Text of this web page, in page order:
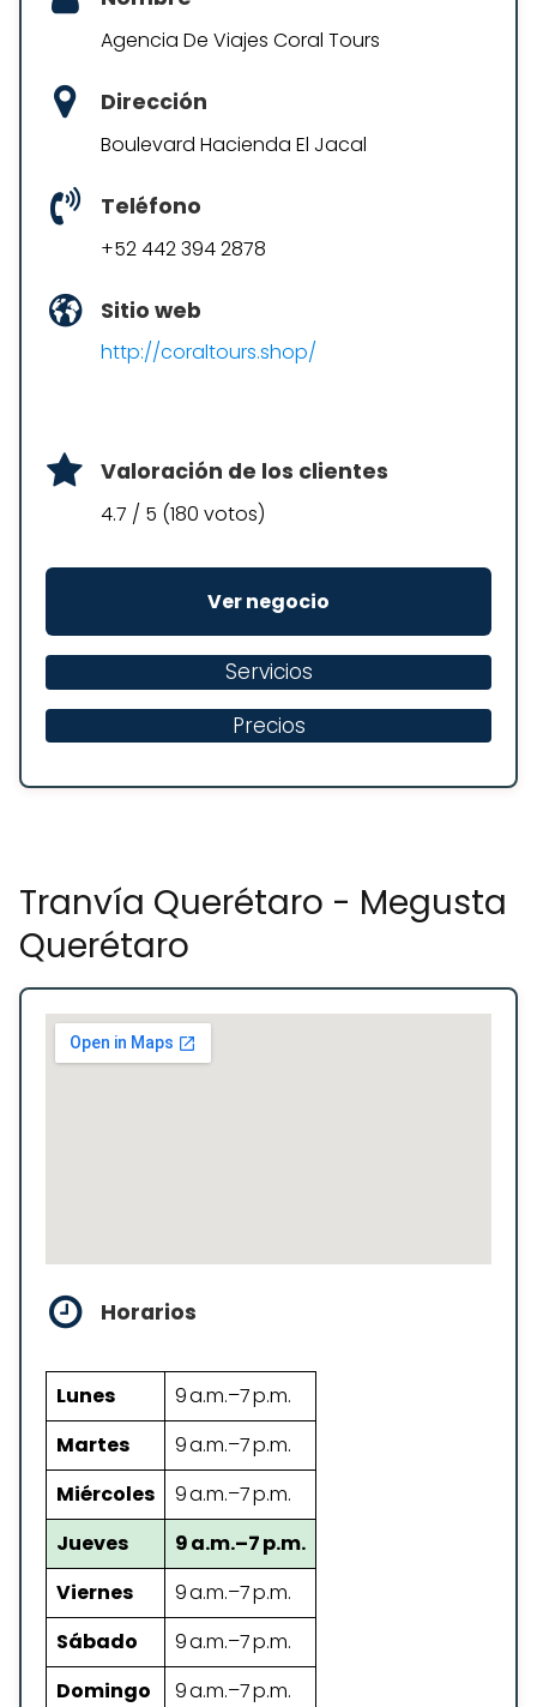
Agencia De Viajes Coral Tours
Dirección
Boulevard Hacienda El Jacal
Teléfono
+52 442 394 2878
Sitio web
http://coraltours.shop/
Valoración de los clientes
4.7 / 5 (180 votos)
Ver negocio
Servicios
Precios
Tranvía Querétaro - Megusta
Querétaro
Horarios
Lunes
9 a.m.–7 p.m.
Martes
9 a.m.–7 p.m.
Miércoles
9 a.m.–7 p.m.
Jueves
9 a.m.–7 p.m.
Viernes
9 a.m.–7 p.m.
Sábado
9 a.m.–7 p.m.
Domingo
9 a.m.–7 p.m.